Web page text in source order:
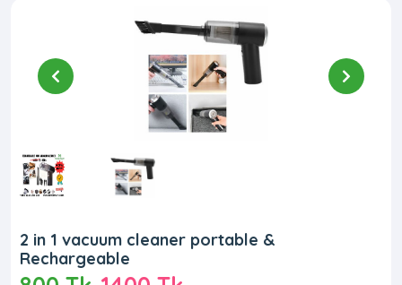
2 in 1 vacuum cleaner portable &
Rechargeable